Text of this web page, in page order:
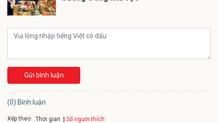
Gửi bình luận
(0) Bình luận
Xếp theo: Thời gian Số người thích